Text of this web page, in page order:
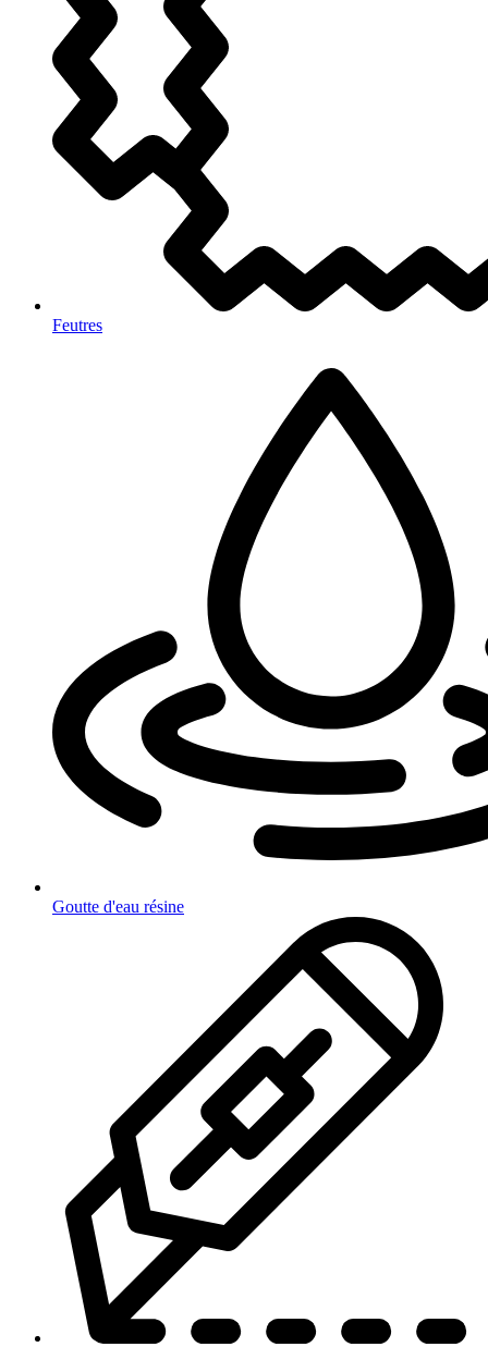
Feutres
Goutte d'eau résine